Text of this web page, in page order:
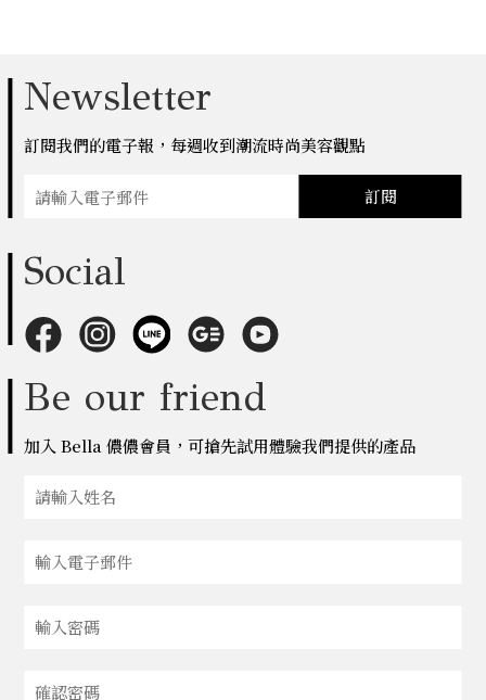
Newsletter
訂閱我們的電子報，每週收到潮流時尚美容觀點
訂閱
Social
Be our friend
加入 Bella 儂儂會員，可搶先試用體驗我們提供的產品